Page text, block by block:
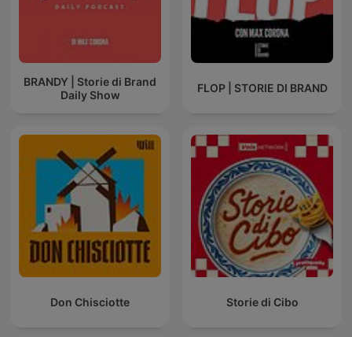
BRANDY | Storie di Brand
Daily Show
FLOP | STORIE DI BRAND
Don Chisciotte Storie di Cibo